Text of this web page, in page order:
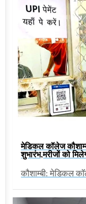
मेडिकल कॉलेज
शुभारंभ,मरीजों को
कौशाम्बी: मेडिकल